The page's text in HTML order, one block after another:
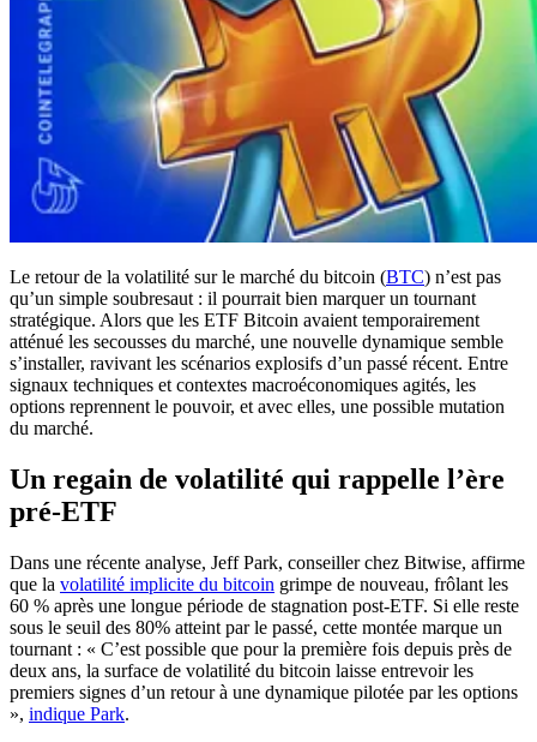
Le retour de la volatilité sur le marché du bitcoin (BTC) n’est pas
qu’un simple soubresaut : il pourrait bien marquer un tournant
stratégique. Alors que les ETF Bitcoin avaient temporairement
atténué les secousses du marché, une nouvelle dynamique semble
s’installer, ravivant les scénarios explosifs d’un passé récent. Entre
signaux techniques et contextes macroéconomiques agités, les
options reprennent le pouvoir, et avec elles, une possible mutation
du marché.
Un regain de volatilité qui rappelle l’ère
pré-ETF
Dans une récente analyse, Jeff Park, conseiller chez Bitwise, affirme
que la volatilité implicite du bitcoin grimpe de nouveau, frôlant les
60 % après une longue période de stagnation post-ETF. Si elle reste
sous le seuil des 80% atteint par le passé, cette montée marque un
tournant : « C’est possible que pour la première fois depuis près de
deux ans, la surface de volatilité du bitcoin laisse entrevoir les
premiers signes d’un retour à une dynamique pilotée par les options
», indique Park.